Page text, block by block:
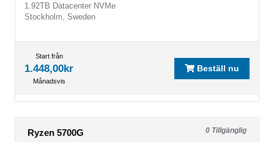
1.92TB Datacenter NVMe
Stockholm, Sweden
Start från
1.448,00kr
Månadsvis
Beställ nu
Ryzen 5700G 0 Tillgänglig